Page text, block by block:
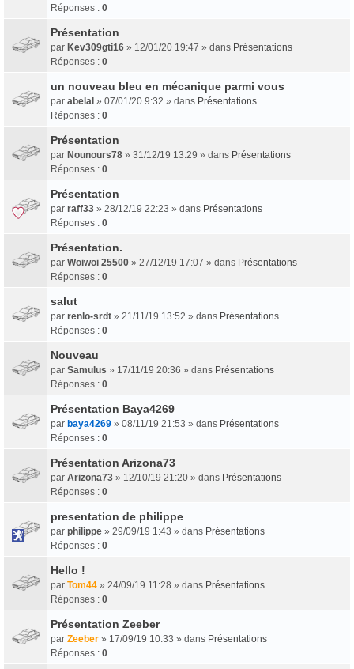
Réponses : 0
Présentation
par Kev309gti16 » 12/01/20 19:47 » dans Présentations
Réponses : 0
un nouveau bleu en mécanique parmi vous
par abelal » 07/01/20 9:32 » dans Présentations
Réponses : 0
Présentation
par Nounours78 » 31/12/19 13:29 » dans Présentations
Réponses : 0
Présentation
par raff33 » 28/12/19 22:23 » dans Présentations
Réponses : 0
Présentation.
par Woiwoi 25500 » 27/12/19 17:07 » dans Présentations
Réponses : 0
salut
par renlo-srdt » 21/11/19 13:52 » dans Présentations
Réponses : 0
Nouveau
par Samulus » 17/11/19 20:36 » dans Présentations
Réponses : 0
Présentation Baya4269
par baya4269 » 08/11/19 21:53 » dans Présentations
Réponses : 0
Présentation Arizona73
par Arizona73 » 12/10/19 21:20 » dans Présentations
Réponses : 0
presentation de philippe
par philippe » 29/09/19 1:43 » dans Présentations
Réponses : 0
Hello !
par Tom44 » 24/09/19 11:28 » dans Présentations
Réponses : 0
Présentation Zeeber
par Zeeber » 17/09/19 10:33 » dans Présentations
Réponses : 0